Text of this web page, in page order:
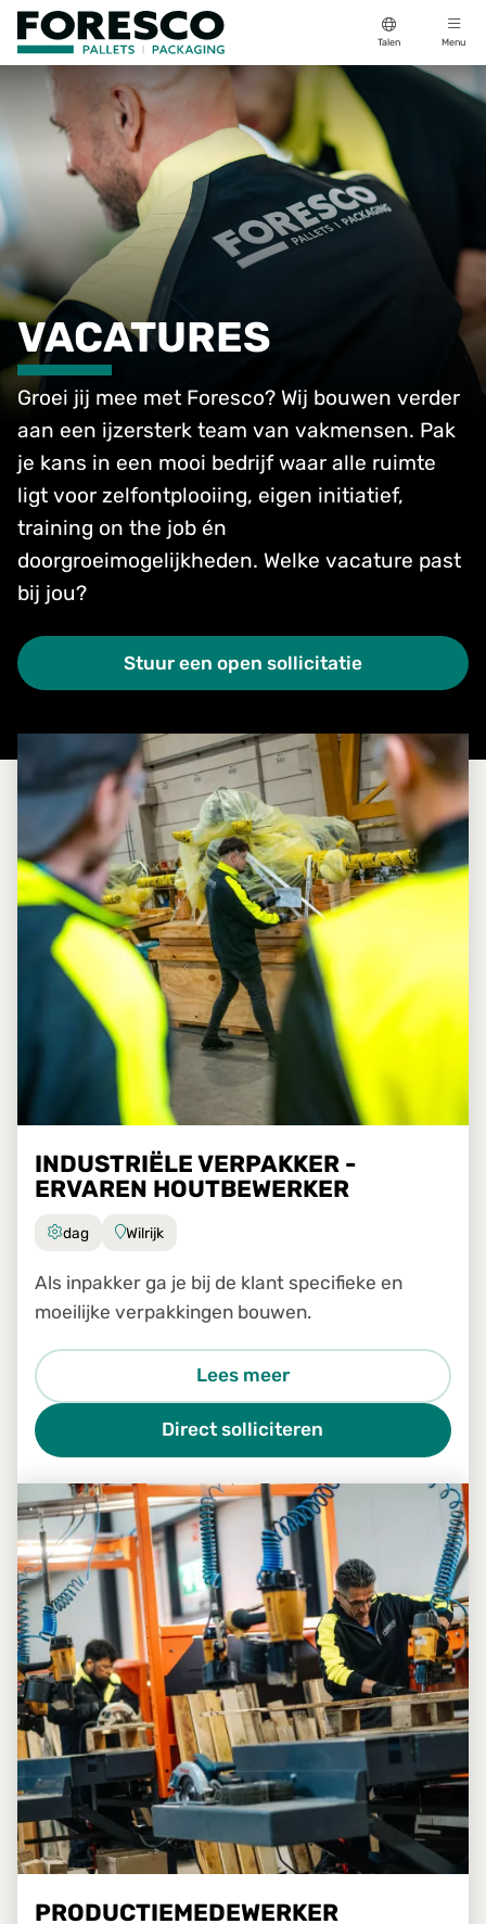
Talen Menu
VACATURES
Groei jij mee met Foresco? Wij bouwen verder
aan een ijzersterk team van vakmensen. Pak
je kans in een mooi bedrijf waar alle ruimte
ligt voor zelfontplooiing, eigen initiatief,
training on the job én
doorgroeimogelijkheden. Welke vacature past
bij jou?
Stuur een open sollicitatie
INDUSTRIËLE VERPAKKER -
ERVAREN HOUTBEWERKER
dag Wilrijk
Als inpakker ga je bij de klant specifieke en
moeilijke verpakkingen bouwen.
Lees meer
Direct solliciteren
PRODUCTIEMEDEWERKER